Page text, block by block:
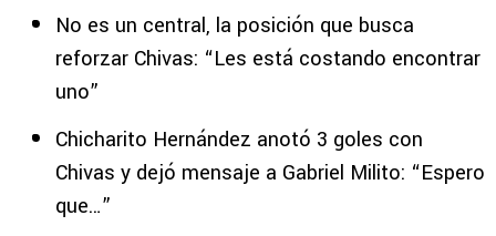
No es un central, la posición que busca
reforzar Chivas: “Les está costando encontrar
uno”
Chicharito Hernández anotó 3 goles con
Chivas y dejó mensaje a Gabriel Milito: “Espero
que…”